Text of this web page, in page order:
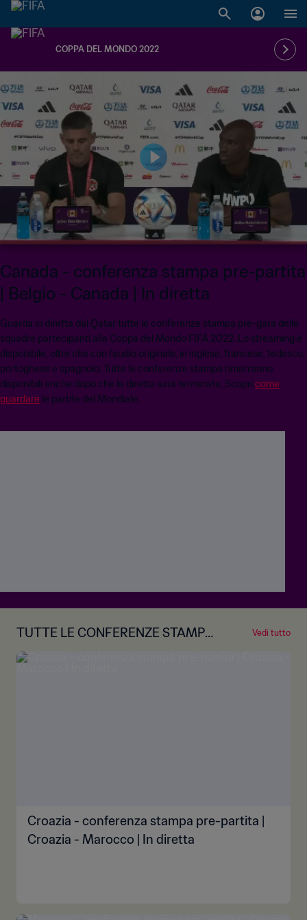
COPPA DEL MONDO 2022
Canada - conferenza stampa pre-partita
| Belgio - Canada | In diretta
Guarda in diretta dal Qatar tutte le conferenze stampa pre-gara delle
squadre partecipanti alla Coppa del Mondo FIFA 2022. Lo streaming è
disponibile, oltre che con l'audio originale, in inglese, francese, tedesco,
portoghese e spagnolo. Tutte le conferenze stampa rimarranno
disponibili anche dopo che la diretta sarà terminata. Scopri come
guardare le partite del Mondiale.
TUTTE LE CONFERENZE STAMPA
PRE-GARA
Vedi tutto
Croazia - conferenza stampa pre-partita |
Croazia - Marocco | In diretta